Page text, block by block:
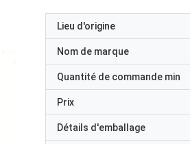
Lieu d'origine
Nom de marque
Quantité de commande min
Prix
Détails d'emballage